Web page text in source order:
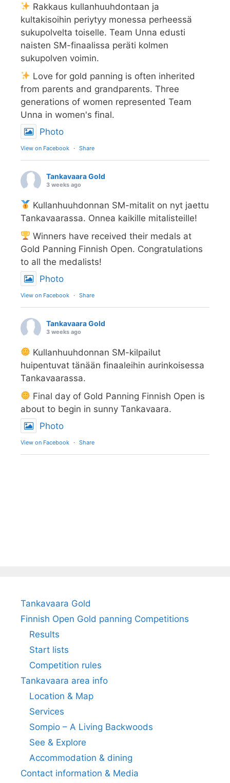
Rakkaus kullanhuuhdontaan ja
kultakisoihin periytyy monessa perheessä
sukupolvelta toiselle. Team Unna edusti
naisten SM-finaalissa peräti kolmen
sukupolven voimin.
Love for gold panning is often inherited
from parents and grandparents. Three
generations of women represented Team
Unna in women's final.
Photo
View on Facebook · Share
Tankavaara Gold
3 weeks ago
Kullanhuuhdonnan SM-mitalit on nyt jaettu
Tankavaarassa. Onnea kaikille mitalisteille!
Winners have received their medals at
Gold Panning Finnish Open. Congratulations
to all the medalists!
Photo
View on Facebook · Share
Tankavaara Gold
3 weeks ago
Kullanhuuhdonnan SM-kilpailut
huipentuvat tänään finaaleihin aurinkoisessa
Tankavaarassa.
Final day of Gold Panning Finnish Open is
about to begin in sunny Tankavaara.
Photo
View on Facebook · Share
Tankavaara Gold
Finnish Open Gold panning Competitions
Results
Start lists
Competition rules
Tankavaara area info
Location & Map
Services
Sompio – A Living Backwoods
See & Explore
Accommodation & dining
Contact information & Media